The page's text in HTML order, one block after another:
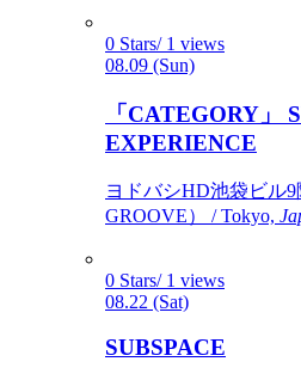
0 Stars/ 1 views
08.09 (Sun)
「CATEGORY」
EXPERIENCE
ヨドバシHD池袋ビル
GROOVE） / Tokyo,
0 Stars/ 1 views
08.22 (Sat)
SUBSPACE